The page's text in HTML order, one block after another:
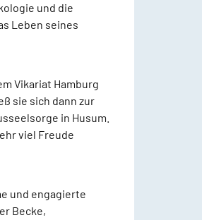
und die
Leben seines
Vikariat Hamburg
sie sich dann zur
in Husum.
viel Freude
und engagierte
Becke,